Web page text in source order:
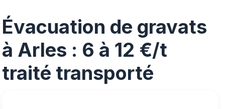
Évacuation de gravats
à Arles : 6 à 12 €/t
traité transporté